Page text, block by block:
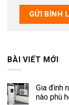
BÀI VIẾT MỚI
Gia đình
nào phù